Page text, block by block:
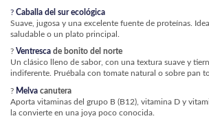
? Caballa del sur ecológica
Suave, jugosa y una excelente fuente de proteínas.
saludable o un plato principal.
? Ventresca de bonito del norte
Un clásico lleno de sabor, con una textura suave y
indiferente. Pruébala con tomate natural o sobre pan
? Melva canutera
Aporta vitaminas del grupo B (B12), vitamina D y
la convierte en una joya poco conocida.